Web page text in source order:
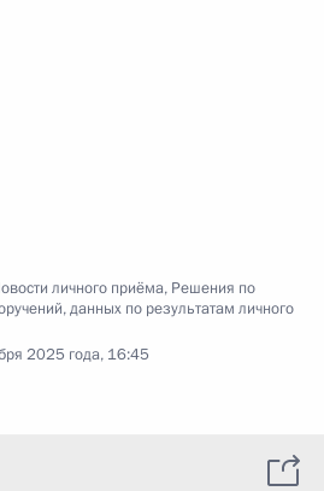
личного приёма, Решения по
данных по результатам личного
2025 года, 16:45